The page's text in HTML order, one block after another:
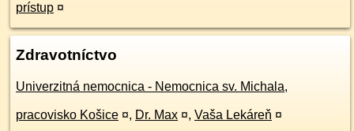
prístup ¤
Zdravotníctvo
Univerzitná nemocnica - Nemocnica sv. Michala,
pracovisko Košice ¤, Dr. Max ¤, Vaša Lekáreň ¤